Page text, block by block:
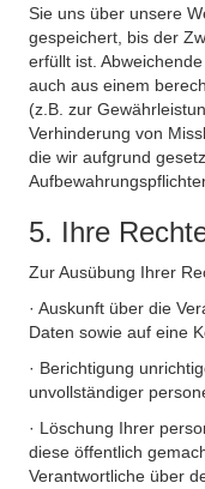
Sie uns über unsere
gespeichert, bis der
erfüllt ist.
auch aus einem
(z.B. zur
Verhinderung von
die wir aufgrund
5. Ihre
Zur Ausübung Ihrer
· Auskunft über die
Daten sowie auf eine
· Berichtigung
unvollständiger
· Löschung Ihrer
diese öffentlich
Verantwortliche über